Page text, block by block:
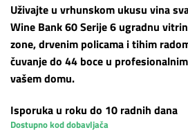
Uživajte u vrhunskom ukusu vina
Wine Bank 60 Serije 6 ugradnu
zone, drvenim policama i tihim
čuvanje do 44 boce u
vašem domu.
Isporuka u roku do 10 radnih dana
Dostupno kod dobavljača